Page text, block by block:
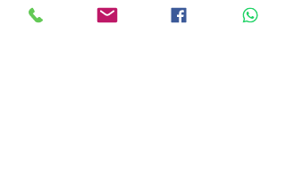
literatura infantil). Talvez essa variedade